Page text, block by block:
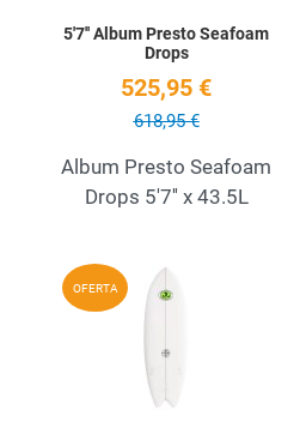
5'7'' Album Presto Seafoam
Drops
525,95 €
618,95 €
Album Presto Seafoam
Drops 5'7'' x 43.5L
Add to Wishlist
OFERTA